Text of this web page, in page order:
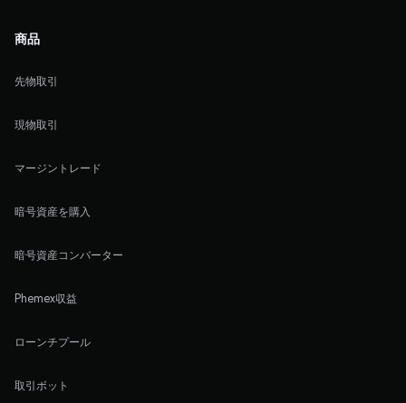
商品
先物取引
現物取引
マージントレード
暗号資産を購入
暗号資産コンバーター
Phemex収益
ローンチプール
取引ボット